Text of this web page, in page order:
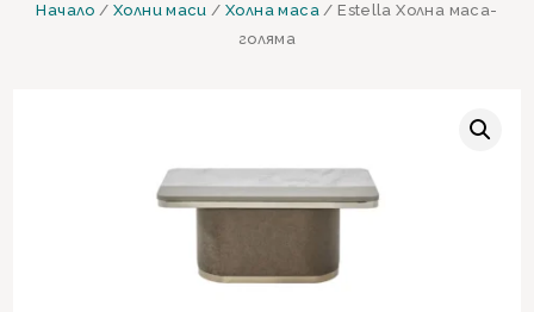
Начало / Холни маси /Холна маса/ Estella Холна маса-
голяма